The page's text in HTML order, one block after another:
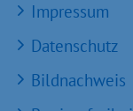
Impressum
Datenschutz
Bildnachweis